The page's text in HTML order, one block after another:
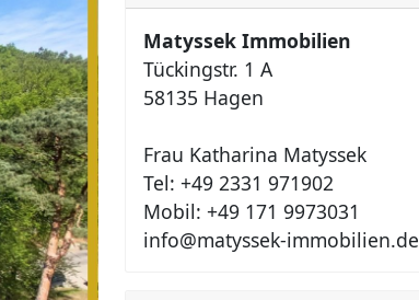
Matyssek Immobilien
Tückingstr. 1 A
58135 Hagen
Frau Katharina Matyssek
Tel: +49 2331 971902
Mobil: +49 171 9973031
info@matyssek-immobilien.de